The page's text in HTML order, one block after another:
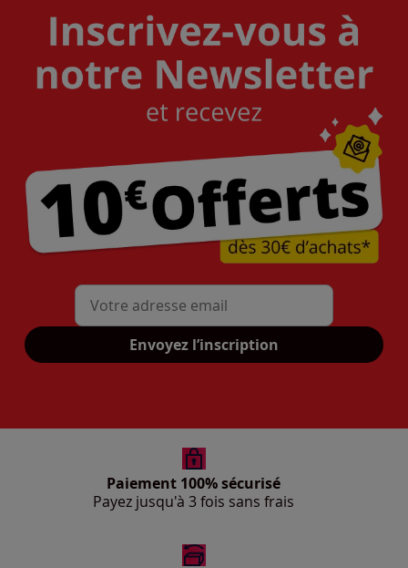
Mon adresse mail
Envoyez l’inscription
Paiement 100% sécurisé
Payez jusqu'à 3 fois sans frais